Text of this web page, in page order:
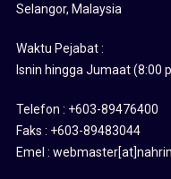
Selangor, Malaysia
Waktu Pejabat :
Isnin hingga Jumaat (8:00
Telefon : +603-89476400
Faks : +603-89483044
Emel :